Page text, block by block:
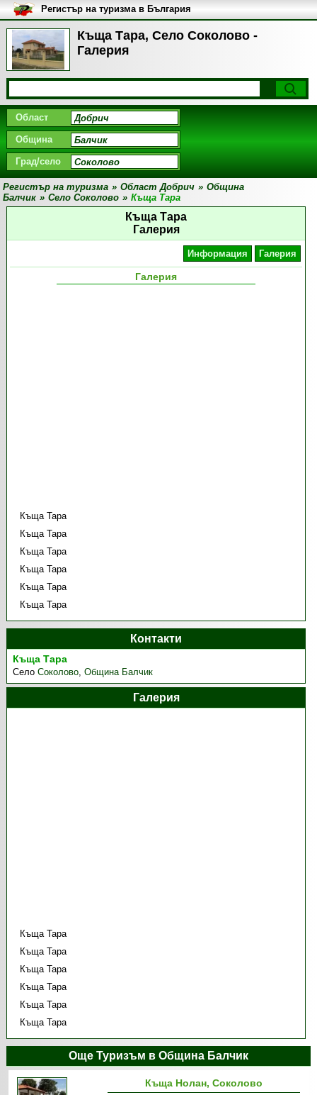
Къща Тара, Село Соколово -
Галерия
Регистър на туризма в България
Област
Община
Град/село
Регистър на туризма » Област Добрич » Община
Балчик » Село Соколово » Къща Тара
Къща Тара
Галерия
Информация Галерия
Галерия
Къща Тара
Къща Тара
Къща Тара
Къща Тара
Къща Тара
Къща Тара
Контакти
Къща Тара
СелоСоколово,Община Балчик
Галерия
Къща Тара
Къща Тара
Къща Тара
Къща Тара
Къща Тара
Къща Тара
Още Туризъм в Община Балчик
Къща Нолан, Соколово